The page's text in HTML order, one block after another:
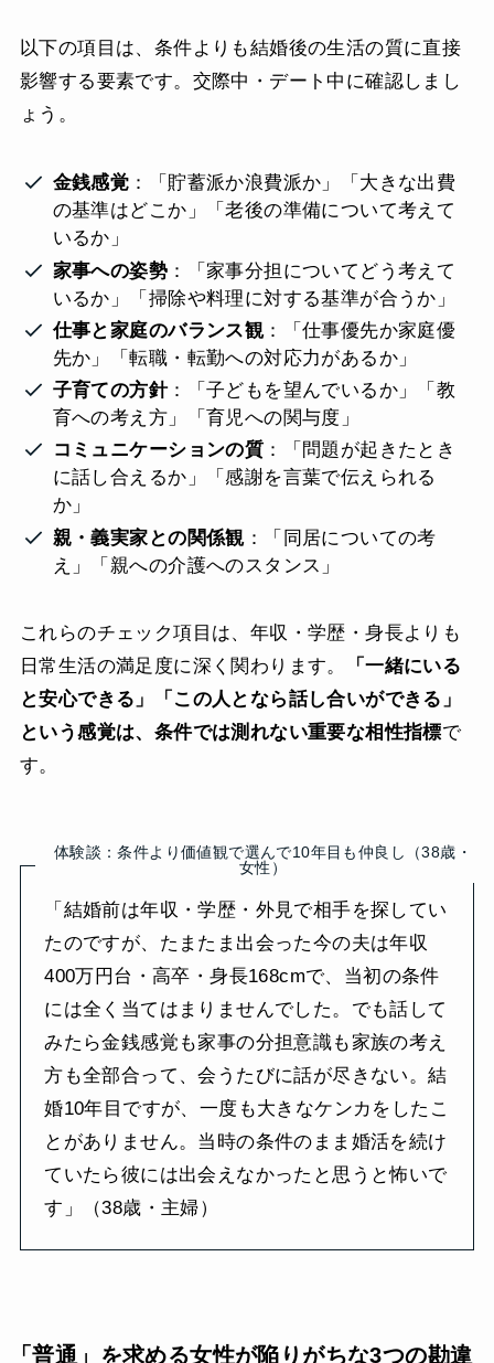
以下の項目は、条件よりも結婚後の生活の質に直接
影響する要素です。交際中・デート中に確認しまし
ょう。
金銭感覚 ：「貯蓄派か浪費派か」「大きな出費
の基準はどこか」「老後の準備について考えて
いるか」
家事への姿勢 ：「家事分担についてどう考えて
いるか」「掃除や料理に対する基準が合うか」
仕事と家庭のバランス観：「仕事優先か家庭優
先か」「転職・転勤への対応力があるか」
子育ての方針：「子どもを望んでいるか」「教
育への考え方」「育児への関与度」
コミュニケーションの質 ：「問題が起きたとき
に話し合えるか」「感謝を言葉で伝えられる
か」
親・義実家との関係観：「同居についての考
え」「親への介護へのスタンス」
これらのチェック項目は、年収・学歴・身長よりも
日常生活の満足度に深く関わります。
「一緒にいる
と安心できる」「この人となら話し合いができる」
という感覚は、条件では測れない重要な相性指標で
す。
体験談：条件より価値観で選んで10年目も仲良し（38歳・
女性）
「結婚前は年収・学歴・外見で相手を探してい
たのですが、たまたま出会った今の夫は年収
400万円台・高卒・身長168cmで、当初の条件
には全く当てはまりませんでした。でも話して
みたら金銭感覚も家事の分担意識も家族の考え
方も全部合って、会うたびに話が尽きない。結
婚10年目ですが、一度も大きなケンカをしたこ
とがありません。当時の条件のまま婚活を続け
ていたら彼には出会えなかったと思うと怖いで
す」（38歳・主婦）
「普通」を求める女性が陥りがちな3つの勘違